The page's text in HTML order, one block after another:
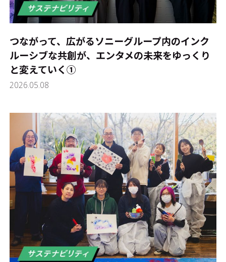
つながって、広がる――ソニーグループ内のインク
ルーシブな共創が、エンタメの未来をゆっくり
と変えていく①
2026.05.08